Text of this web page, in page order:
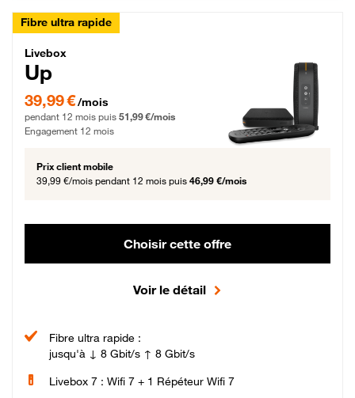
Fibre ultra rapide
Livebox Up Fibre
Livebox
Up
39,99 € par mois pendant 12 mois puis 51,99 € par mois, Engagement 12 mois
39,99 €/mois
pendant 12 mois puis 51,99 €/mois
Engagement 12 mois
Prix client mobile
39,99 €/mois pendant 12 mois puis 46,99 €/mois
Choisir cette offre
Voir le détail
Fibre ultra rapide :
jusqu'à ↓ 8 Gbit/s ↑ 8 Gbit/s
Livebox 7 : Wifi 7 + 1 Répéteur Wifi 7